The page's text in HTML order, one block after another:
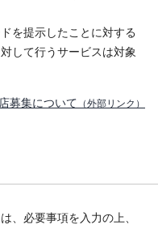
を提示したことに対する
して行うサービスは対象
募集について （外部リンク）
、必要事項を入力の上、